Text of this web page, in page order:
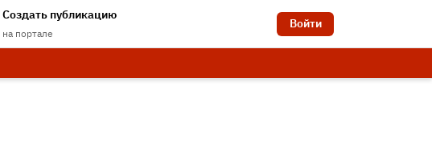
Создать публикацию
на портале
Войти